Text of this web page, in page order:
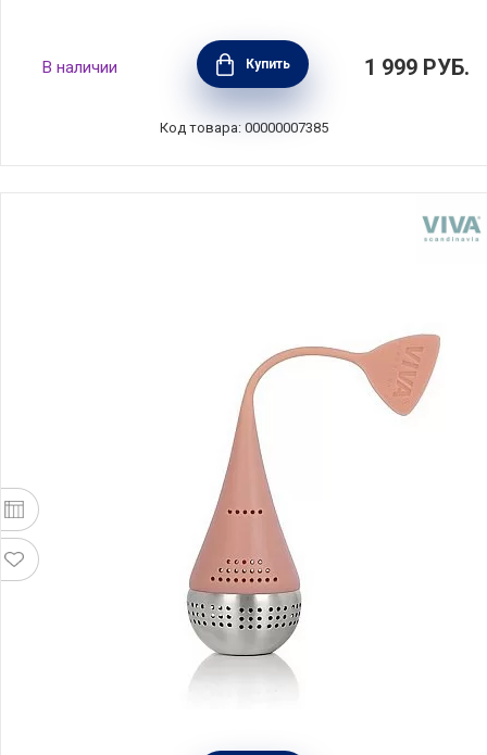
Ситечко для заваривания Infusion, синий,
Viva Scandinavia, V39122
В наличии Купить 1 999 РУБ.
Код товара: 00000007385